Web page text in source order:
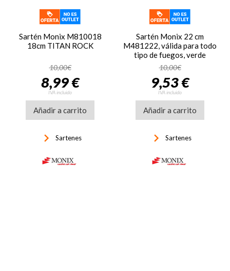
Sartén Monix M810018
18cm TITAN ROCK
10,00€
8,99 €
IVA incluido
Añadir a carrito
keyboard_arrow_right Sartenes
Sartén Monix 22 cm
M481222, válida para todo
tipo de fuegos, verde
10,00€
9,53 €
IVA incluido
Añadir a carrito
keyboard_arrow_right Sartenes